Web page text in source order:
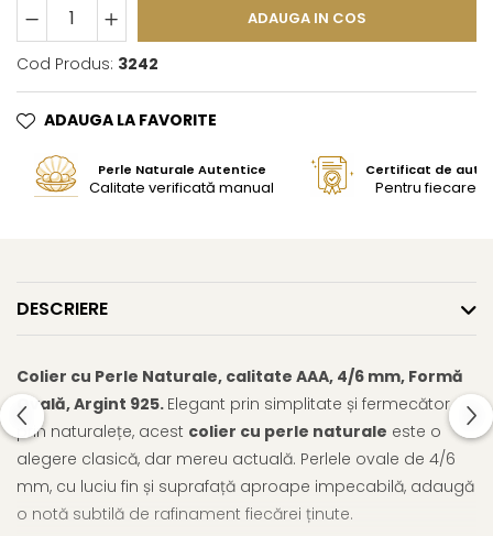
ADAUGA IN COS
Cod Produs: 3242
ADAUGA LA FAVORITE
Perle Naturale Autentice
Calitate verificată manual
Certificat de
Pentru fiecare
DESCRIERE
Colier cu Perle Naturale, calitate AAA, 4/6 mm, Formă
Ovală, Argint 925. Elegant prin simplitate și fermecător
prin naturalețe, acest colier cu perle naturale este o
alegere clasică, dar mereu actuală. Perlele ovale de 4/6
mm, cu luciu fin și suprafață aproape impecabilă, adaugă
o notă subtilă de rafinament fiecărei ținute.